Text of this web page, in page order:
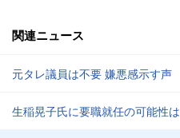
関連ニュース
元タレ議員は不要 嫌悪感示す声
生稲晃子氏に要職就任の可能性は